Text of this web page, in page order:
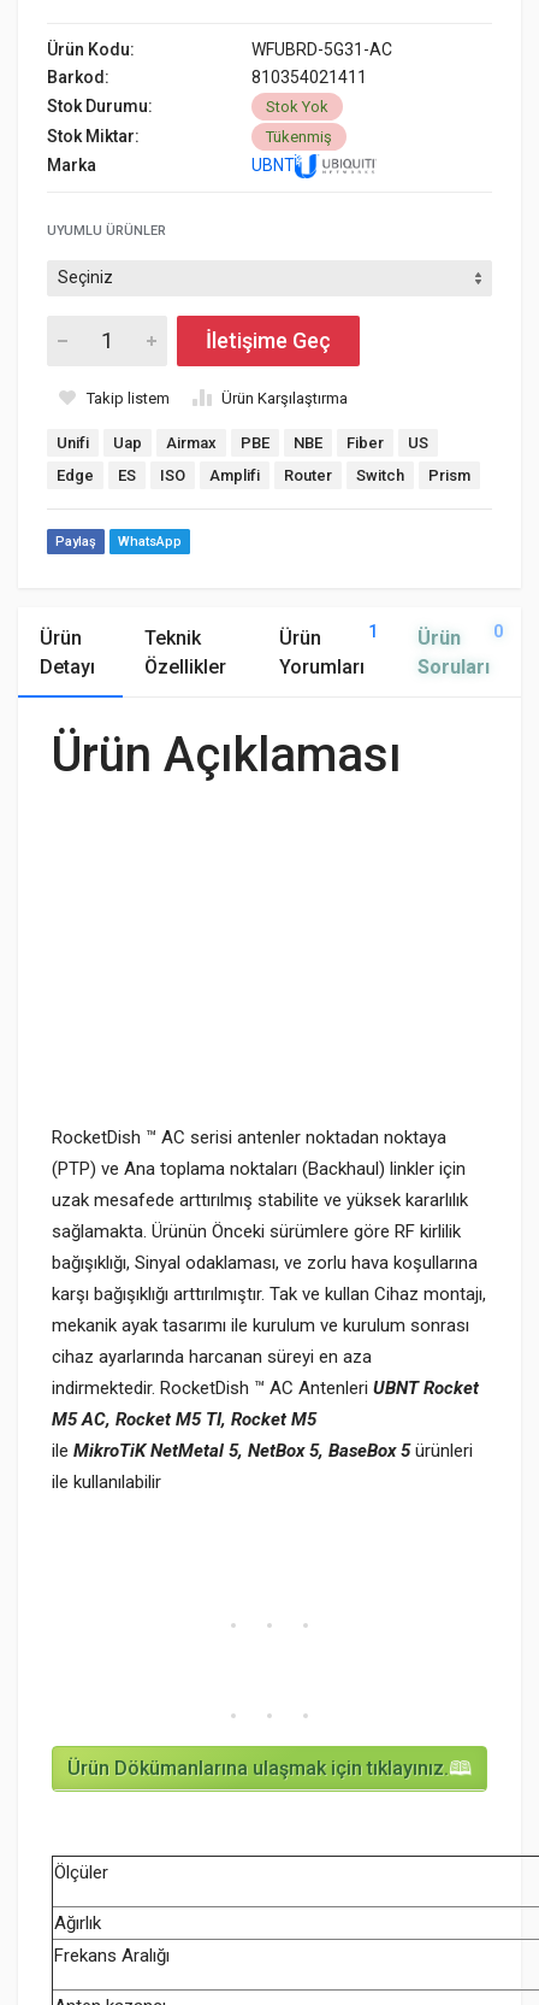
Ürün Kodu:
WFUBRD-5G31-AC
Barkod:
810354021411
Stok Durumu:
Stok Yok
Stok Miktar: Tükenmiş
Marka UBNT
UYUMLU ÜRÜNLER
İletişime Geç
Takip listem Ürün Karşılaştırma
Unifi Uap Airmax PBE NBE Fiber
US
Edge
ES ISO Amplifi Router Switch Prism
Paylaş WhatsApp
Ürün
Detayı
Teknik
Özellikler
Ürün
Yorumları
1
Ürün
Soruları
0
Ürün Açıklaması
RocketDish ™ AC serisi antenler noktadan noktaya
(PTP) ve Ana toplama noktaları (Backhaul) linkler için
uzak mesafede arttırılmış stabilite ve yüksek kararlılık
sağlamakta. Ürünün Önceki sürümlere göre RF kirlilik
bağışıklığı, Sinyal odaklaması, ve zorlu hava koşullarına
karşı bağışıklığı arttırılmıştır. Tak ve kullan Cihaz montajı,
mekanik ayak tasarımı ile kurulum ve kurulum sonrası
cihaz ayarlarında harcanan süreyi en aza
indirmektedir. RocketDish ™ AC Antenleri UBNT Rocket
M5 AC, Rocket M5 TI, Rocket M5
ile MikroTiK NetMetal 5, NetBox 5, BaseBox 5ürünleri
ile kullanılabilir
Ürün Dökümanlarına ulaşmak için tıklayınız.
Ölçüler
Ağırlık
Frekans Aralığı